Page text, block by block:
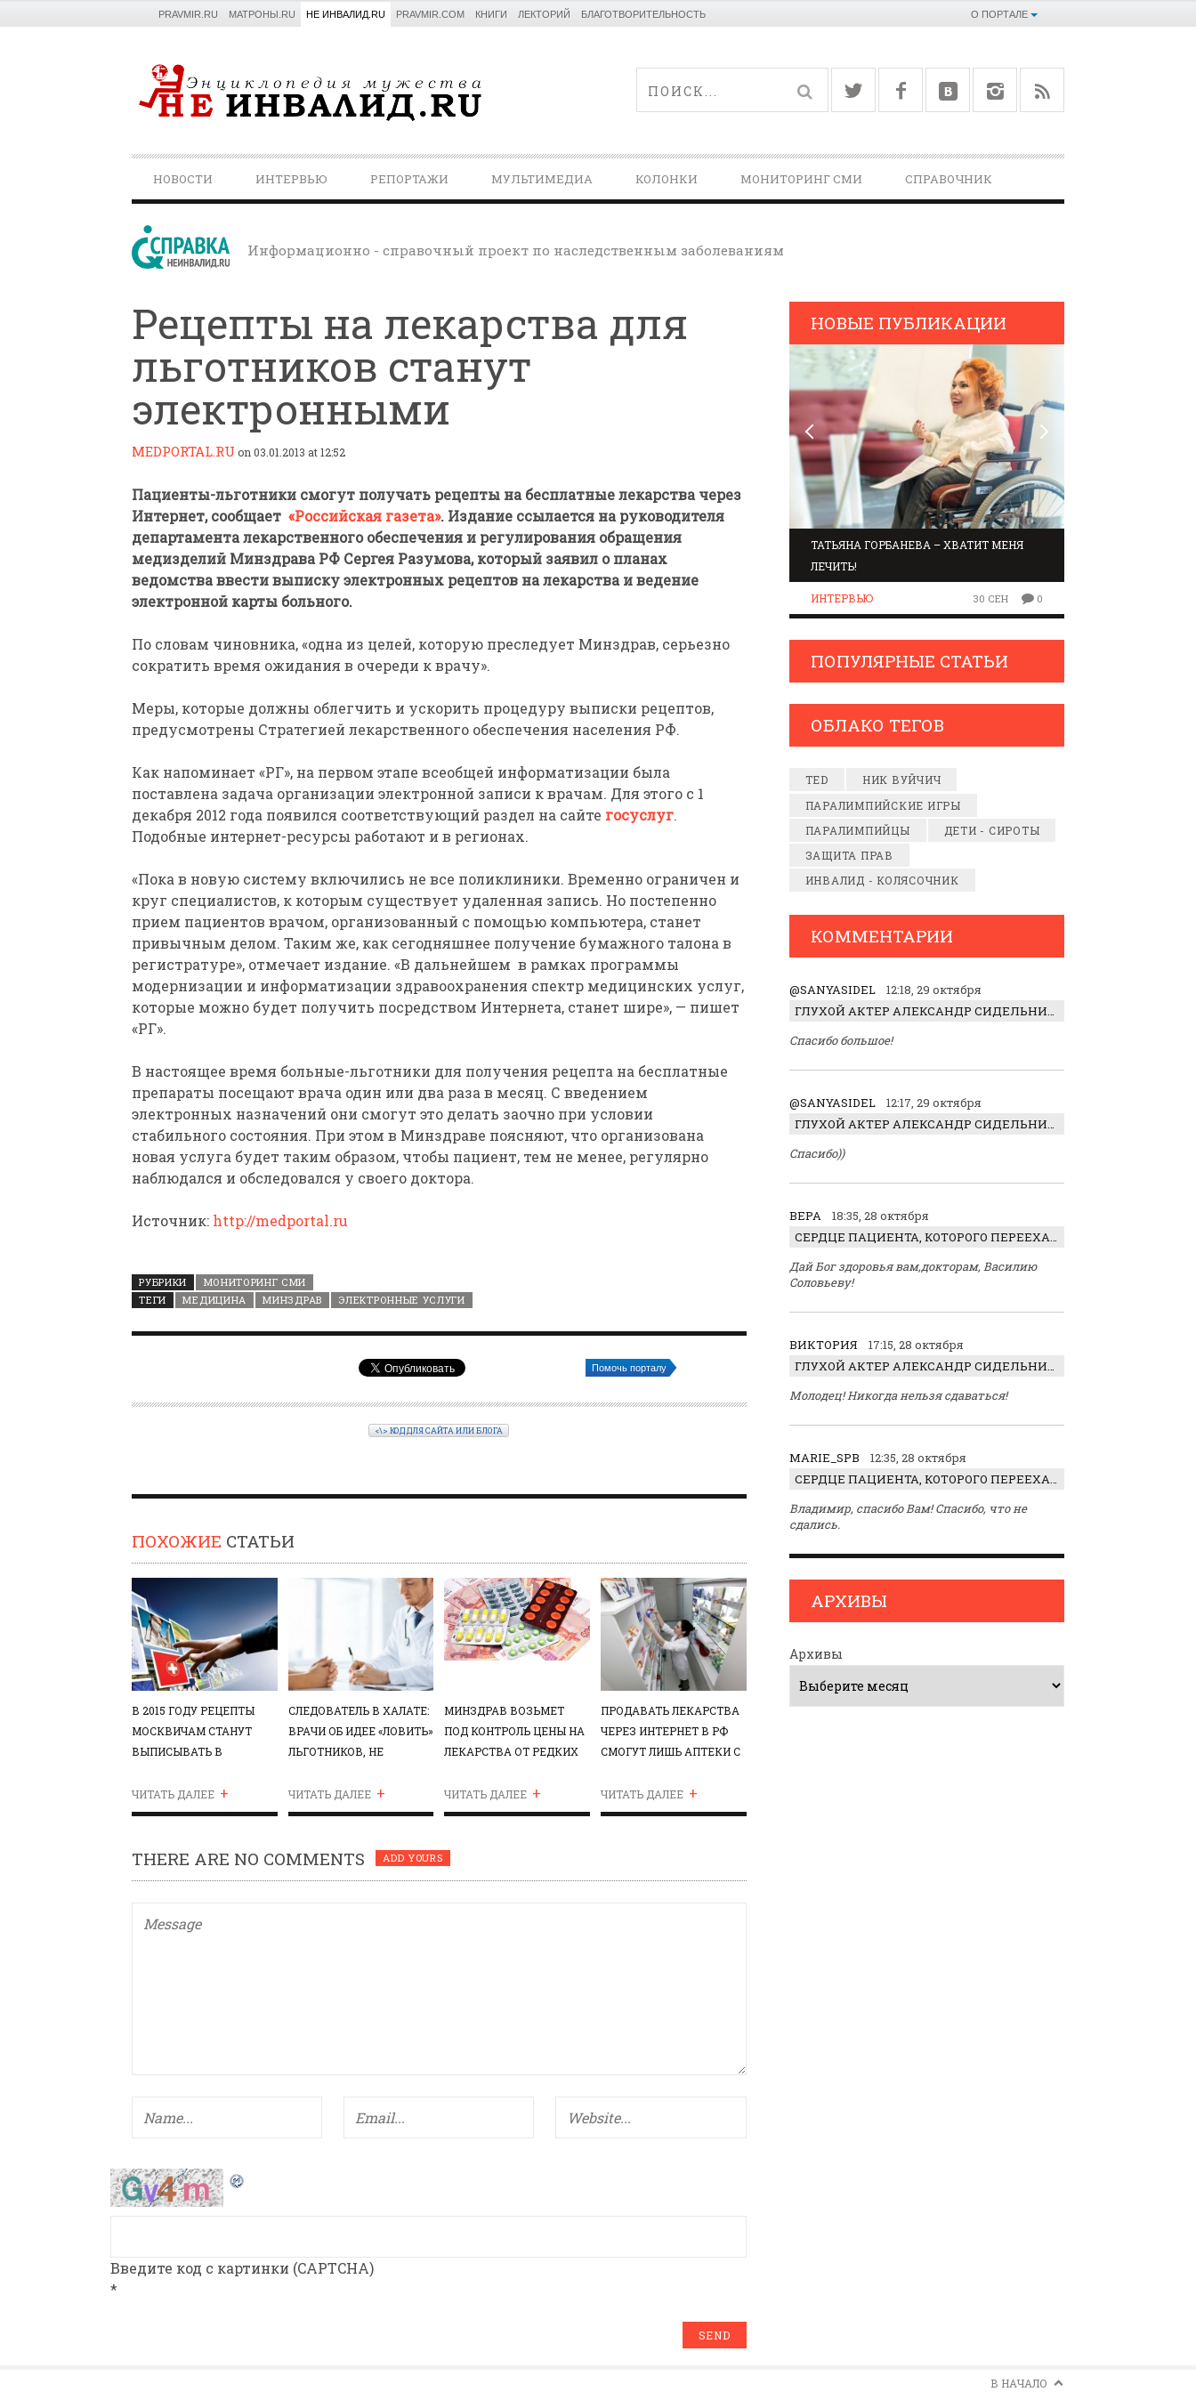
О ПОРТАЛЕ
PRAVMIR.RU МАТРОНЫ.RU НЕ ИНВАЛИД.RU PRAVMIR.COM КНИГИ ЛЕКТОРИЙ БЛАГОТВОРИТЕЛЬНОСТЬ
NAVIGATION
НОВОСТИ ИНТЕРВЬЮ РЕПОРТАЖИ МУЛЬТИМЕДИА КОЛОНКИ МОНИТОРИНГ СМИ СПРАВОЧНИК­
Информационно - справочный проект по наследственным заболеваниям
Рецепты на лекарства для
льготников станут
электронными
MEDPORTAL.RU on 03.01.2013 at 12:52
Пациенты-льготники смогут получать рецепты на бесплатные лекарства через
Интернет, сообщает «Российская газета». Издание ссылается на руководителя
департамента лекарственного обеспечения и регулирования обращения
медизделий Минздрава РФ Сергея Разумова, который заявил о планах
ведомства ввести выписку электронных рецептов на лекарства и ведение
электронной карты больного.
По словам чиновника, «одна из целей, которую преследует Минздрав, серьезно
сократить время ожидания в очереди к врачу».
Меры, которые должны облегчить и ускорить процедуру выписки рецептов,
предусмотрены Стратегией лекарственного обеспечения населения РФ.
Как напоминает «РГ», на первом этапе всеобщей информатизации была
поставлена задача организации электронной записи к врачам. Для этого с 1
декабря 2012 года появился соответствующий раздел на сайте госуслуг.
Подобные интернет-ресурсы работают и в регионах.
«Пока в новую систему включились не все поликлиники. Временно ограничен и
круг специалистов, к которым существует удаленная запись. Но постепенно
прием пациентов врачом, организованный с помощью компьютера, станет
привычным делом. Таким же, как сегодняшнее получение бумажного талона в
регистратуре», отмечает издание. «В дальнейшем в рамках программы
модернизации и информатизации здравоохранения спектр медицинских услуг,
которые можно будет получить посредством Интернета, станет шире», — пишет
«РГ».
В настоящее время больные-льготники для получения рецепта на бесплатные
препараты посещают врача один или два раза в месяц. С введением
электронных назначений они смогут это делать заочно при условии
стабильного состояния. При этом в Минздраве поясняют, что организована
новая услуга будет таким образом, чтобы пациент, тем не менее, регулярно
наблюдался и обследовался у своего доктора.
Источник: http://medportal.ru
РУБРИКИ
МОНИТОРИНГ СМИ
ТЕГИ
МЕДИЦИНА МИНЗДРАВ ЭЛЕКТРОННЫЕ УСЛУГИ
Помочь порталу
<\> КОД ДЛЯ САЙТА ИЛИ БЛОГА
ПОХОЖИЕ СТАТЬИ
В 2015 ГОДУ РЕЦЕПТЫ
МОСКВИЧАМ СТАНУТ
ВЫПИСЫВАТЬ В
ЧИТАТЬ ДАЛЕЕ +
СЛЕДОВАТЕЛЬ В ХАЛАТЕ:
ВРАЧИ ОБ ИДЕЕ «ЛОВИТЬ»
ЛЬГОТНИКОВ, НЕ
ЛЕКАРСТВА
ЧИТАТЬ ДАЛЕЕ +
МИНЗДРАВ ВОЗЬМЕТ
ПОД КОНТРОЛЬ ЦЕНЫ НА
ЛЕКАРСТВА ОТ РЕДКИХ
ЧИТАТЬ ДАЛЕЕ +
ПРОДАВАТЬ ЛЕКАРСТВА
ЧЕРЕЗ ИНТЕРНЕТ В РФ
СМОГУТ ЛИШЬ АПТЕКИ С
ЧИТАТЬ ДАЛЕЕ +
THERE ARE NO COMMENTS ADD YOURS
Введите код с картинки (CAPTCHA)
*
НОВЫЕ ПУБЛИКАЦИИ
ТАТЬЯНА ГОРБАНЕВА – ХВАТИТ МЕНЯ
ЛЕЧИТЬ!
ИНТЕРВЬЮ 30 СЕН 0
ИНЖЕНЕР С ТВОРЧЕСКИМИ АМБИЦИЯМИ.
ИЛИ КАК ЖЕНЩИНА ИЗ НОВОПОЛОЦКА
НАШЛА СЕБЯ В ИСКУССТВЕ
ПАРАЛИМПИЙСКАЯ ЧЕМПИОНКА ПО
БИАТЛОНУ И ЛЫЖНЫМ ГОНКАМ ИЗ
КАЗАНИ ИРИНА ПОЛЯКОВА
ПОПУЛЯРНЫЕ СТАТЬИ
ОБЛАКО ТЕГОВ
TED
НИК ВУЙЧИЧ
ПАРАЛИМПИЙСКИЕ ИГРЫ
ПАРАЛИМПИЙЦЫ
ДЕТИ - СИРОТЫ
ЗАЩИТА ПРАВ
ИНВАЛИД - КОЛЯСОЧНИК
КОММЕНТАРИИ
@SANYASIDEL
12:18, 29 октября
ГЛУХОЙ АКТЕР АЛЕКСАНДР СИДЕЛЬНИКОВ: «С НАСЛАЖДЕНИЕМ ИГРАЛ ОТРИЦАТЕЛЬНОГО ГЕРОЯ!»
Спасибо большое!
@SANYASIDEL
12:17, 29 октября
ГЛУХОЙ АКТЕР АЛЕКСАНДР СИДЕЛЬНИКОВ: «С НАСЛАЖДЕНИЕМ ИГРАЛ ОТРИЦАТЕЛЬНОГО ГЕРОЯ!»
Спасибо))
ВЕРА
18:35, 28 октября
СЕРДЦЕ ПАЦИЕНТА, КОТОРОГО ПЕРЕЕХАЛ ТРАКТОР, ОБНАРУЖИЛИ… В ЖИВОТЕ
Дай Бог здоровья вам,докторам, Василию
Соловьеву!
ВИКТОРИЯ
17:15, 28 октября
ГЛУХОЙ АКТЕР АЛЕКСАНДР СИДЕЛЬНИКОВ: «С НАСЛАЖДЕНИЕМ ИГРАЛ ОТРИЦАТЕЛЬНОГО ГЕРОЯ!»
Молодец! Никогда нельзя сдаваться!
MARIE_SPB
12:35, 28 октября
СЕРДЦЕ ПАЦИЕНТА, КОТОРОГО ПЕРЕЕХАЛ ТРАКТОР, ОБНАРУЖИЛИ… В ЖИВОТЕ
Владимир, спасибо Вам! Спасибо, что не
сдались.
АРХИВЫ
Архивы
В НАЧАЛО